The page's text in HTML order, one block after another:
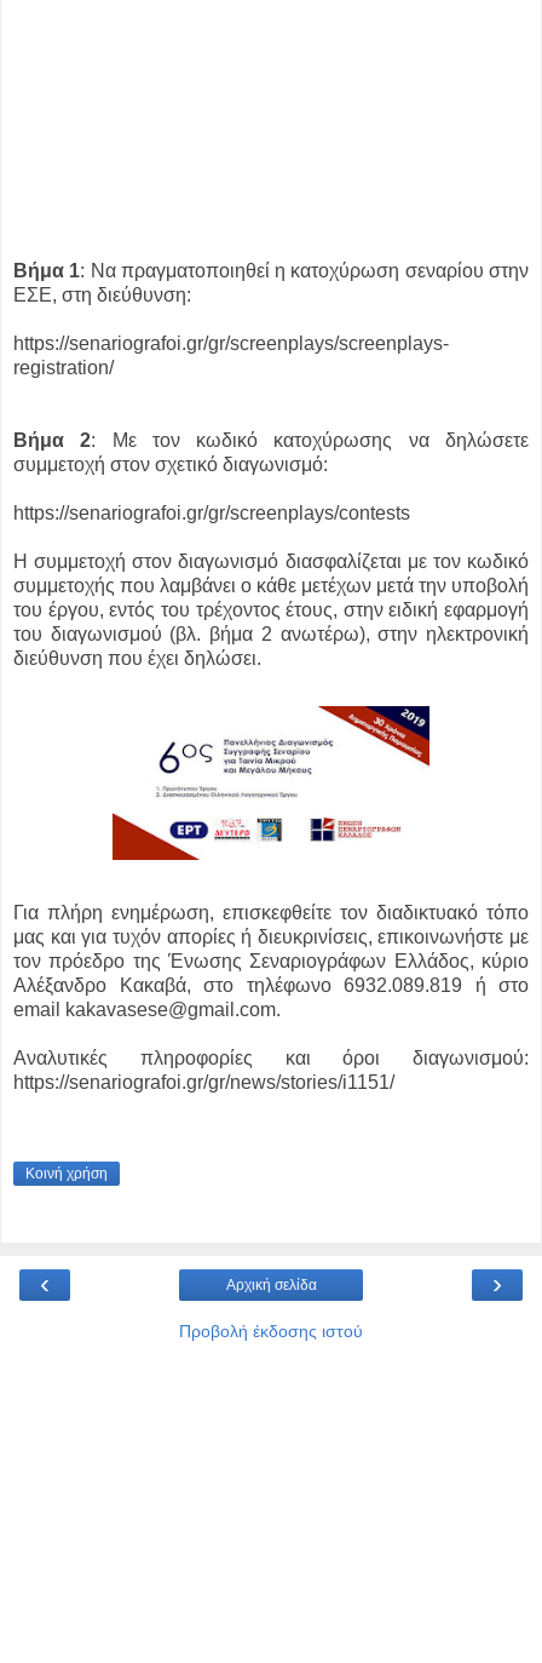
Βήμα 1: Να πραγματοποιηθεί η κατοχύρωση σεναρίου στην
ΕΣΕ, στη διεύθυνση:
https://senariografoi.gr/gr/screenplays/screenplays-
registration/
Βήμα 2: Με τον κωδικό κατοχύρωσης να δηλώσετε
συμμετοχή στον σχετικό διαγωνισμό:
https://senariografoi.gr/gr/screenplays/contests
Η συμμετοχή στον διαγωνισμό διασφαλίζεται με τον κωδικό
συμμετοχής που λαμβάνει ο κάθε μετέχων μετά την υποβολή
του έργου, εντός του τρέχοντος έτους, στην ειδική εφαρμογή
του διαγωνισμού (βλ. βήμα 2 ανωτέρω), στην ηλεκτρονική
διεύθυνση που έχει δηλώσει.
Για πλήρη ενημέρωση, επισκεφθείτε τον διαδικτυακό τόπο
μας και για τυχόν απορίες ή διευκρινίσεις, επικοινωνήστε με
τον πρόεδρο της Ένωσης Σεναριογράφων Ελλάδος, κύριο
Αλέξανδρο Κακαβά, στο τηλέφωνο 6932.089.819 ή στο
email kakavasese@gmail.com.
Αναλυτικές πληροφορίες και όροι διαγωνισμού:
https://senariografoi.gr/gr/news/stories/i1151/
Κοινή χρήση
‹ ›
Αρχική σελίδα
Προβολή έκδοσης ιστού